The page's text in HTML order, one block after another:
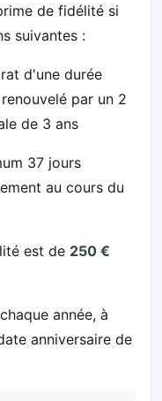
de fidélité si
suivantes :
d'une durée
par un 2
de 3 ans
37 jours
au cours du
est de 250 €
année, à
anniversaire de